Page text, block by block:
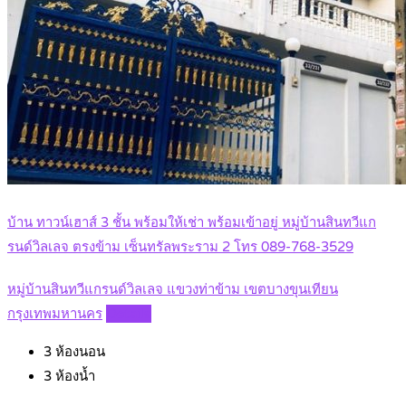
บ้าน ทาวน์เฮาส์ 3 ชั้น พร้อมให้เช่า พร้อมเข้าอยู่ หมู่บ้านสินทวีแก
รนด์วิลเลจ ตรงข้าม เซ็นทรัลพระราม 2 โทร 089-768-3529
หมู่บ้านสินทวีแกรนด์วิลเลจ แขวงท่าข้าม เขตบางขุนเทียน
กรุงเทพมหานคร
3 ห้องนอน
3 ห้องน้ำ